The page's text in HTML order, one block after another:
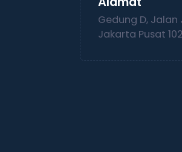
Gedung D, Jalan
Jakarta Pusat